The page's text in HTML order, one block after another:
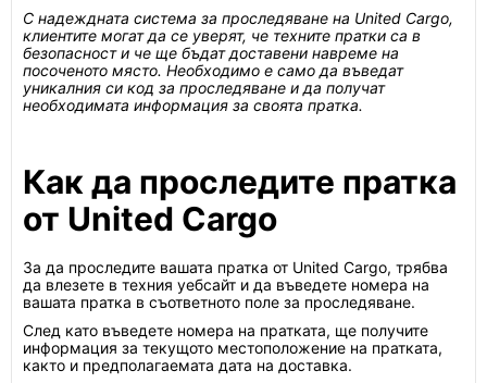
С надеждната система за проследяване на United Cargo,
клиентите могат да се уверят, че техните пратки са в
безопасност и че ще бъдат доставени навреме на
посоченото място. Необходимо е само да въведат
уникалния си код за проследяване и да получат
необходимата информация за своята пратка.
Как да проследите пратка
от United Cargo
За да проследите вашата пратка от United Cargo, трябва
да влезете в техния уебсайт и да въведете номера на
вашата пратка в съответното поле за проследяване.
След като въведете номера на пратката, ще получите
информация за текущото местоположение на пратката,
както и предполагаемата дата на доставка.